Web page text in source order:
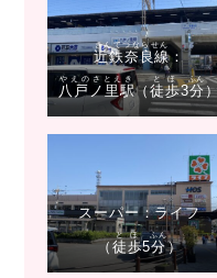
近鉄奈良線
きんてつならせん
：
八戸ノ里駅
やえのさとえき
（徒歩
とほ
3分
ふん
スーパー：ライフ
（ 徒歩
とほ
5分
ふん
）